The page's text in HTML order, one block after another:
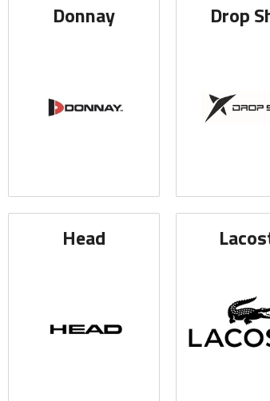
Donnay Drop
Head